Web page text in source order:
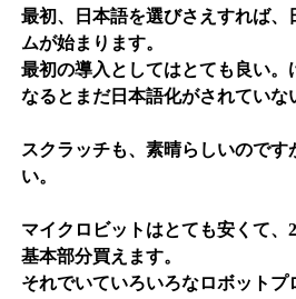
最初、日本語を選びさえすれば、
ムが始まります。
最初の導入としてはとても良い。
なるとまだ日本語化がされていな
スクラッチも、素晴らしいので
い。
マイクロビットはとても安くて、
基本部分買えます。
それでいていろいろなロボットプ